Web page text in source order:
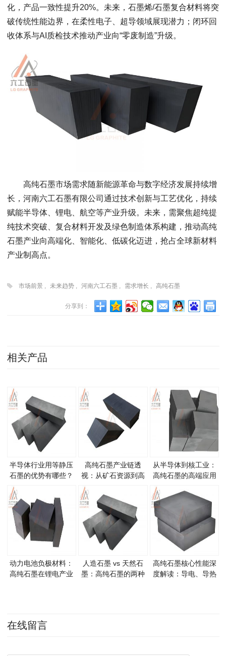
化，产品一致性提升20%。未来，石墨烯/石墨复合材料将突
破传统性能边界，在柔性电子、超导领域展现潜力；闭环回
收体系与AI质检技术推动产业向“零废制造”升级。
高纯石墨市场需求随新能源革命与数字经济发展持续增
长，河南六工石墨有限公司通过技术创新与工艺优化，持续
赋能半导体、锂电、航空等产业升级。未来，需聚焦超纯提
纯技术突破、复合材料开发及绿色制造体系构建，推动高纯
石墨产业向高端化、智能化、低碳化迈进，抢占全球新材料
产业制高点。
市场前景 未来趋势, 河南六工石墨 需求增长 高纯石墨
分享到：
相关产品
半导体行业用等静压
石墨的优势有哪些？
高纯石墨产业链透
视：从矿石资源到高
端制品的全流程解析
从半导体到核工业：
高纯石墨的高端应用
动力电池负极材料：
高纯石墨在锂电产业
人造石墨 vs 天然石
墨：高纯石墨的两种
高纯石墨核心性能深
度解读：导电、导热
在线留言